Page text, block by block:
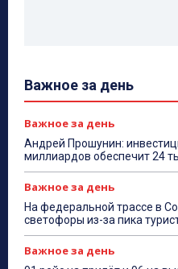
Важное за день
Важное за день
Андрей Прошунин:
миллиардов обеспечит 24
Важное за день
На федеральной трассе в
светофоры из-за пика
Важное за день